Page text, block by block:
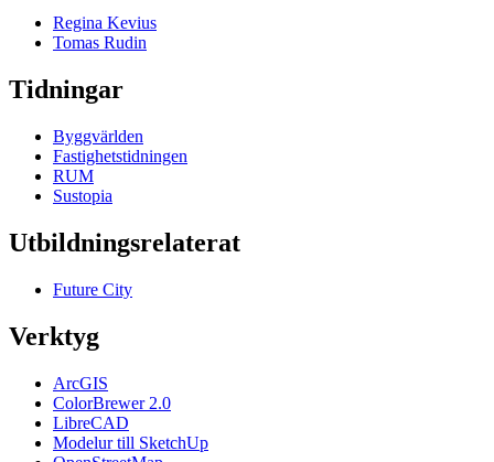
Regina Kevius
Tomas Rudin
Tidningar
Byggvärlden
Fastighetstidningen
RUM
Sustopia
Utbildningsrelaterat
Future City
Verktyg
ArcGIS
ColorBrewer 2.0
LibreCAD
Modelur till SketchUp